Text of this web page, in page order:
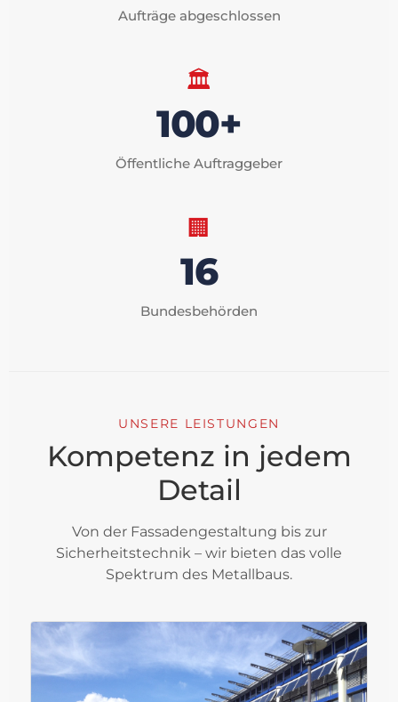
Aufträge abgeschlossen
🏛️
100+
Öffentliche Auftraggeber
🏢
16
Bundesbehörden
UNSERE LEISTUNGEN
Kompetenz in jedem
Detail
Von der Fassadengestaltung bis zur
Sicherheitstechnik – wir bieten das volle
Spektrum des Metallbaus.